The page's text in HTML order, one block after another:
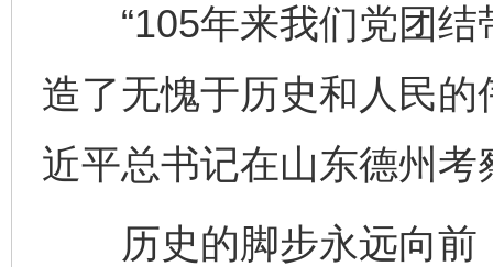
“105年来我们党团结
造了无愧于历史和人民的
近平总书记在山东德州考
历史的脚步永远向前